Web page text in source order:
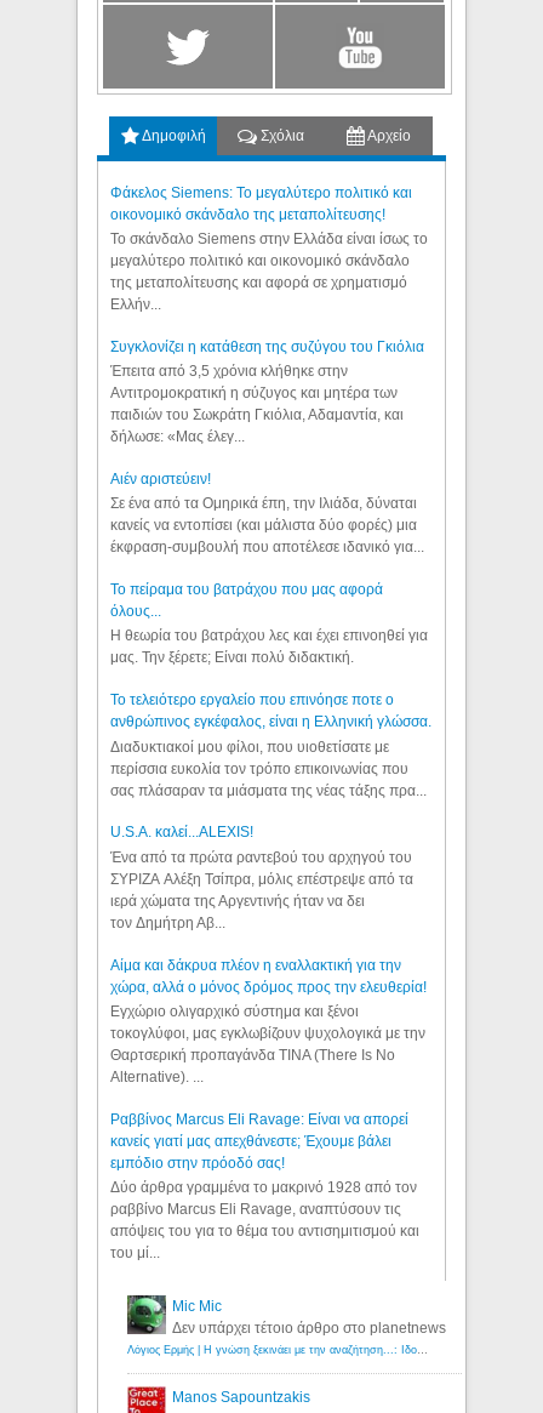
Δημοφιλή Σχόλια Αρχείο
Φάκελος Siemens: Το μεγαλύτερο πολιτικό και
οικονομικό σκάνδαλο της μεταπολίτευσης!
Το σκάνδαλο Siemens στην Ελλάδα είναι ίσως το
μεγαλύτερο πολιτικό και οικονομικό σκάνδαλο
της μεταπολίτευσης και αφορά σε χρηματισμό
Ελλήν...
Συγκλονίζει η κατάθεση της συζύγου του Γκιόλια
Έπειτα από 3,5 χρόνια κλήθηκε στην
Αντιτρομοκρατική η σύζυγος και μητέρα των
παιδιών του Σωκράτη Γκιόλια, Αδαμαντία, και
δήλωσε: «Μας έλεγ...
Aιέν αριστεύειν!
Σε ένα από τα Ομηρικά έπη, την Ιλιάδα, δύναται
κανείς να εντοπίσει (και μάλιστα δύο φορές) μια
έκφραση-συμβουλή που αποτέλεσε ιδανικό για...
Το πείραμα του βατράχου που μας αφορά
όλους...
Η θεωρία του βατράχου λες και έχει επινοηθεί για
μας. Την ξέρετε; Είναι πολύ διδακτική.
Το τελειότερο εργαλείο που επινόησε ποτε ο
ανθρώπινος εγκέφαλος, είναι η Ελληνική γλώσσα.
Διαδυκτιακοί μου φίλοι, που υιοθετίσατε με
περίσσια ευκολία τον τρόπο επικοινωνίας που
σας πλάσαραν τα μιάσματα της νέας τάξης πρα...
U.S.A. καλεί...ALEXIS!
Ένα από τα πρώτα ραντεβού του αρχηγού του
ΣΥΡΙΖΑ Αλέξη Τσίπρα, μόλις επέστρεψε από τα
ιερά χώματα της Αργεντινής ήταν να δει
τον Δημήτρη Αβ...
Αίμα και δάκρυα πλέον η εναλλακτική για την
χώρα, αλλά ο μόνος δρόμος προς την ελευθερία!
Εγχώριο ολιγαρχικό σύστημα και ξένοι
τοκογλύφοι, μας εγκλωβίζουν ψυχολογικά με την
Θαρτσερική προπαγάνδα TINA (There Is No
Alternative). ...
Ραββίνος Marcus Eli Ravage: Είναι να απορεί
κανείς γιατί μας απεχθάνεστε; Έχουμε βάλει
εμπόδιο στην πρόοδό σας!
Δύο άρθρα γραμμένα το μακρινό 1928 από τον
ραββίνο Marcus Eli Ravage, αναπτύσουν τις
απόψεις του για το θέμα του αντισημιτισμού και
του μί...
Mic Mic
Δεν υπάρχει τέτοιο άρθρο στο planetnews
Manos Sapountzakis